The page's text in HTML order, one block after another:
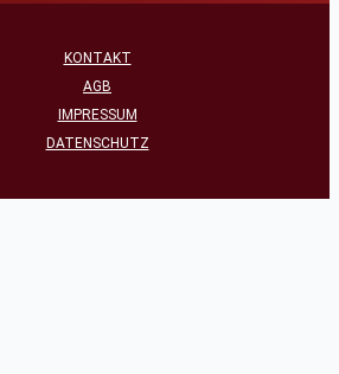
KONTAKT
AGB
IMPRESSUM
DATENSCHUTZ